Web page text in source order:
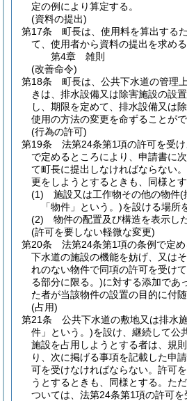
定の例により算定する。
(資料の提出)
第17条
町長は、使用料を算出する
て、使用者から資料の提出を求める
第4章
雑則
(改善命令)
第18条
町長は、公共下水道の管理
きは、排水設備又は除害施設の設
し、期限を定めて、排水設備又は
使用の方法の変更を命ずることがで
(行為の許可)
第19条
法第24条第1項の許可を受
で定めるところにより、申請書に
て町長に提出しなければならない。
更をしようとするときも、同様とす
(1)
施設又は工作物その他の物件(
「物件」という。)を設ける場所
(2)
物件の配置及び構造を表示し
(許可を要しない軽微な変更)
第20条
法第24条第1項の条例で定
下水道の施設の機能を妨げ、又は
れのない物件で同項の許可を受け
る部分に限る。)に対する添加であ
た者が当該物件の設置の目的に付
(占用)
第21条
公共下水道の敷地又は排水
件」という。)を設け、継続して公
施設を占用しようとする者は、規
り、次に掲げる事項を記載した申
可を受けなければならない。 許可
うとするときも、同様とする。 た
ついては、法第24条第1項の許可